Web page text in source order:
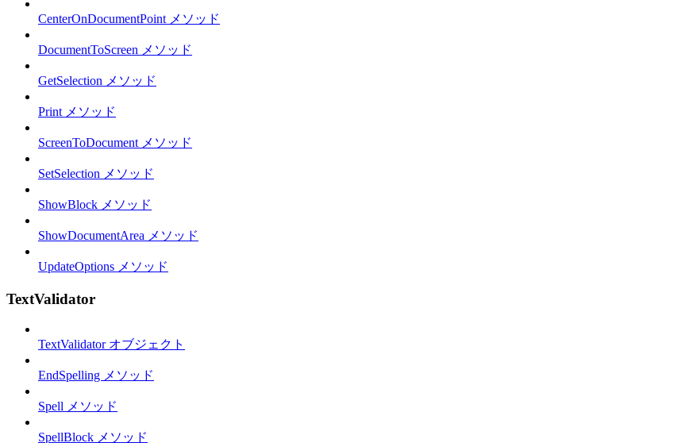
CenterOnDocumentPoint メソッド
DocumentToScreen メソッド
GetSelection メソッド
Print メソッド
ScreenToDocument メソッド
SetSelection メソッド
ShowBlock メソッド
ShowDocumentArea メソッド
UpdateOptions メソッド
TextValidator
TextValidator オブジェクト
EndSpelling メソッド
Spell メソッド
SpellBlock メソッド